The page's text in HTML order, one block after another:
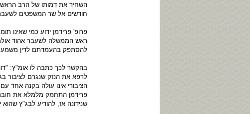
השחיר את דמותו של הרב
חודשים אל שר המשפטים
פרופ' פרידמן ידוע כמי שאינו
ראש הממשלה לשעבר אהוד
להסתפק בהעמדתם לדין
בהקשר לכך כתבה לו אומ"ץ:
לרפא את הנזק שנגרם לציבור
הציבורי אינו עולה בקנה אחד
שנידונה אז, להודיע לבג"ץ שהוא